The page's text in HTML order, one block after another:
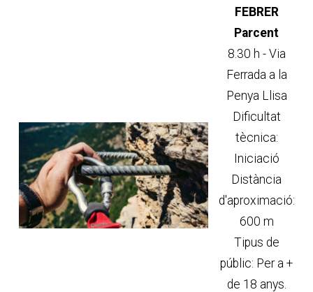
FEBRER
Parcent
8.30 h - Via
Ferrada a la
Penya Llisa
Dificultat
tècnica:
Iniciació
Distància
d'aproximació:
600 m
Tipus de
públic: Per a +
de 18 anys.